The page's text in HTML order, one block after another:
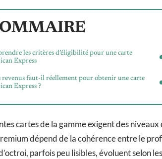
les critères d’éligibilité pour une carte
Express
revenus faut-il réellement pour obtenir une carte
Express ?
cartes de la gamme exigent des niveaux
dépend de la cohérence entre le
parfois peu lisibles, évoluent selon